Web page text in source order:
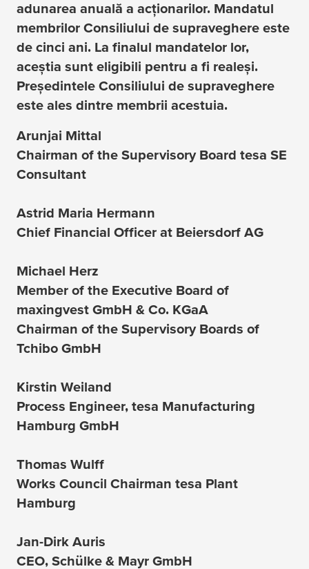
adunarea anuală a acţionarilor. Mandatul
membrilor Consiliului de supraveghere este
de cinci ani. La finalul mandatelor lor,
aceştia sunt eligibili pentru a fi realeşi.
Preşedintele Consiliului de supraveghere
este ales dintre membrii acestuia.
Arunjai Mittal
Chairman of the Supervisory Board tesa SE
Consultant
Astrid Maria Hermann
Chief Financial Officer at Beiersdorf AG
Michael Herz
Member of the Executive Board of
maxingvest GmbH & Co. KGaA
Chairman of the Supervisory Boards of
Tchibo GmbH
Kirstin Weiland
Process Engineer, tesa Manufacturing
Hamburg GmbH
Thomas Wulff
Works Council Chairman tesa Plant
Hamburg
Jan-Dirk Auris
CEO, Schülke & Mayr GmbH